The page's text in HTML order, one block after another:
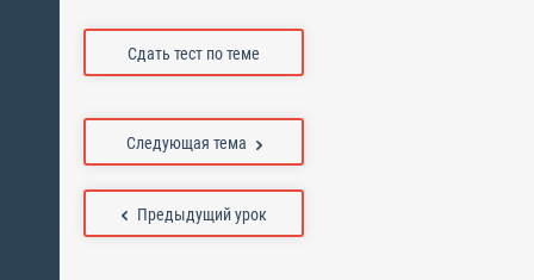
Сдать тест по теме
Предыдущий урок
Следующая тема